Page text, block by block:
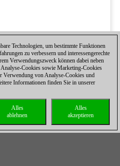
Technologien, um bestimmte Funktionen
zu verbessern und interessengerechte
Verwendungszweck können dabei neben
Cookies sowie Marketing-Cookies
Verwendung von Analyse-Cookies und
Informationen finden Sie in unserer
Alles
akzeptieren
Alles
ablehnen